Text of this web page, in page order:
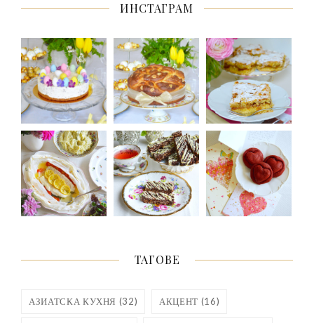
ИНСТАГРАМ
ТАГОВЕ
АЗИАТСКА КУХНЯ (32) АКЦЕНТ (16)